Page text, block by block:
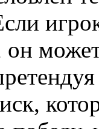
он